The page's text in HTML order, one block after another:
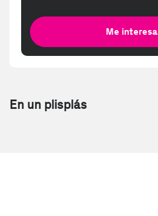
Me interesa
En un plisplás